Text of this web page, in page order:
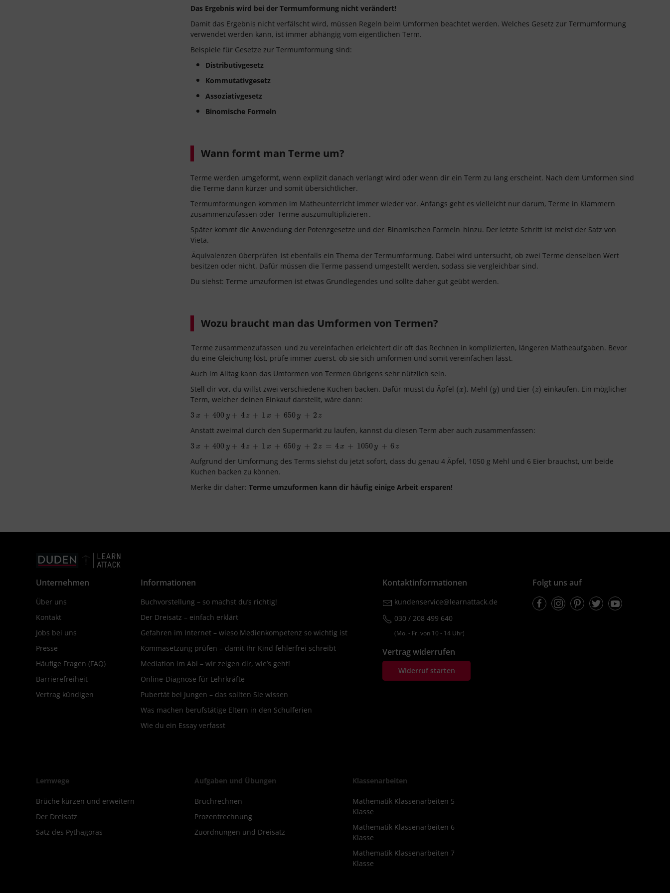
Das Ergebnis wird bei der Termumformung nicht verändert!
Damit das Ergebnis nicht verfälscht wird, müssen Regeln beim Umformen beachtet werden. Welches Gesetz zur Termumformung
verwendet werden kann, ist immer abhängig vom eigentlichen Term.
Beispiele für Gesetze zur Termumformung sind:
Distributivgesetz
Kommutativgesetz
Assoziativgesetz
Binomische Formeln
Wann formt man Terme um?
Terme werden umgeformt, wenn explizit danach verlangt wird oder wenn dir ein Term zu lang erscheint. Nach dem Umformen sind
die Terme dann kürzer und somit übersichtlicher.
Termumformungen kommen im Matheunterricht immer wieder vor. Anfangs geht es vielleicht nur darum, Terme in Klammern
zusammenzufassen oder Terme auszumultiplizieren .
Später kommt die Anwendung der Potenzgesetze und der Binomischen Formeln hinzu. Der letzte Schritt ist meist der Satz von
Vieta.
Äquivalenzen überprüfen ist ebenfalls ein Thema der Termumformung. Dabei wird untersucht, ob zwei Terme denselben Wert
besitzen oder nicht. Dafür müssen die Terme passend umgestellt werden, sodass sie vergleichbar sind.
Du siehst: Terme umzuformen ist etwas Grundlegendes und sollte daher gut geübt werden.
Wozu braucht man das Umformen von Termen?
Terme zusammenzufassen und zu vereinfachen erleichtert dir oft das Rechnen in komplizierten, längeren Matheaufgaben. Bevor
du eine Gleichung löst, prüfe immer zuerst, ob sie sich umformen und somit vereinfachen lässt.
Auch im Alltag kann das Umformen von Termen übrigens sehr nützlich sein.
Stell dir vor, du willst zwei verschiedene Kuchen backen. Dafür musst du Äpfel (x)
(x) , Mehl (y)
(y) und Eier (z)
(z) einkaufen. Ein möglicher
Term, welcher deinen Einkauf darstellt, wäre dann:
3 x + 400 y + 4 z + 1 x + 650 y + 2 z
3 x+ 400y+4 z+1 +650y +2z
Anstatt zweimal durch den Supermarkt zu laufen, kannst du diesen Term aber auch zusammenfassen:
3 x + 400 y + 4 z + 1 x + 650 y + 2 z = 4 x + 1050 y + 6 z
3 x+ 400y+4 z+1 +650y +2z =4x +1050 y+ 6z
Aufgrund der Umformung des Terms siehst du jetzt sofort, dass du genau 4 Äpfel, 1050 g Mehl und 6 Eier brauchst, um beide
Kuchen backen zu können.
Merke dir daher: Terme umzuformen kann dir häufig einige Arbeit ersparen!
Unternehmen
Über uns
Kontakt
Jobs bei uns
Presse
Häufige Fragen (FAQ)
Barrierefreiheit
Vertrag kündigen
Informationen
Buchvorstellung – so machst du’s richtig!
Der Dreisatz – einfach erklärt
Gefahren im Internet – wieso Medienkompetenz so wichtig ist
Kommasetzung prüfen – damit Ihr Kind fehlerfrei schreibt
Mediation im Abi – wir zeigen dir, wie’s geht!
Online-Diagnose für Lehrkräfte
Pubertät bei Jungen – das sollten Sie wissen
Was machen berufstätige Eltern in den Schulferien
Wie du ein Essay verfasst
Kontaktinformationen
kundenservice@learnattack.de
030 / 208 499 640
(Mo. ‐ Fr. von 10 ‐ 14 Uhr)
Vertrag widerrufen
Widerruf starten
Folgt uns auf
FacebookInstagramPinterestTwitterYoutube
Lernwege
Brüche kürzen und erweitern
Der Dreisatz
Satz des Pythagoras
Aufgaben und Übungen
Bruchrechnen
Prozentrechnung
Zuordnungen und Dreisatz
Klassenarbeiten
Mathematik Klassenarbeiten 5
Klasse
Mathematik Klassenarbeiten 6
Klasse
Mathematik Klassenarbeiten 7
Klasse